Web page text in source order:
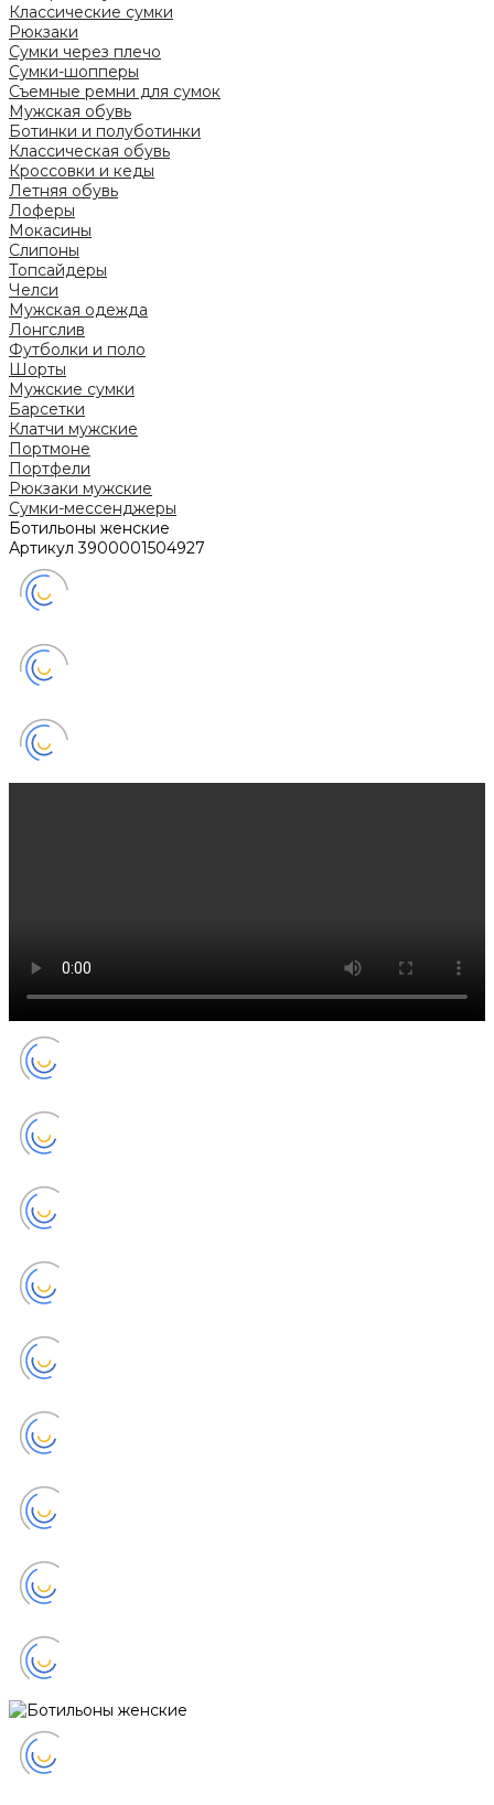
Классические сумки
Рюкзаки
Сумки через плечо
Сумки-шопперы
Съемные ремни для сумок
Мужская обувь
Ботинки и полуботинки
Классическая обувь
Кроссовки и кеды
Летняя обувь
Лоферы
Мокасины
Слипоны
Топсайдеры
Челси
Мужская одежда
Лонгслив
Футболки и поло
Шорты
Мужские сумки
Барсетки
Клатчи мужские
Портмоне
Портфели
Рюкзаки мужские
Сумки-мессенджеры
Ботильоны женские
Артикул3900001504927